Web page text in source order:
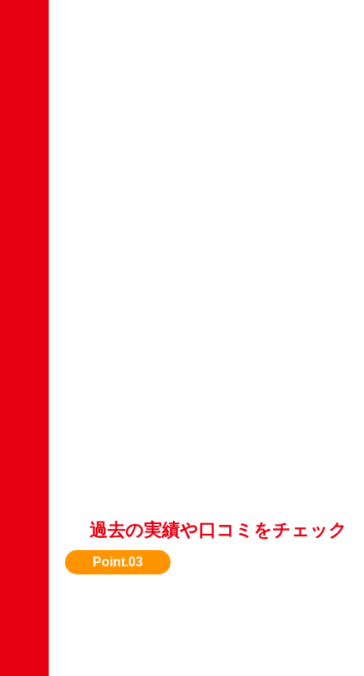
過去の実績や口コミをチェック
信頼できるかどうか、WebやSNSの評判も参